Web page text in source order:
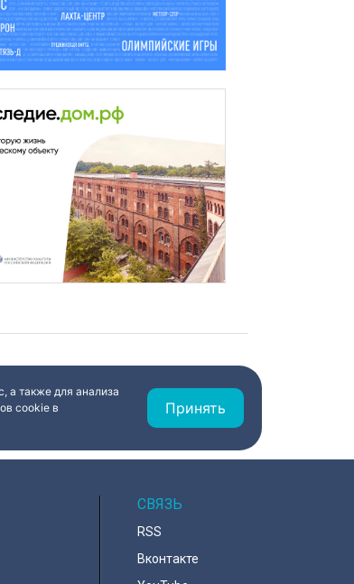
а также для анализа
cookie в
Принять
СВЯЗЬ
RSS
Вконтакте